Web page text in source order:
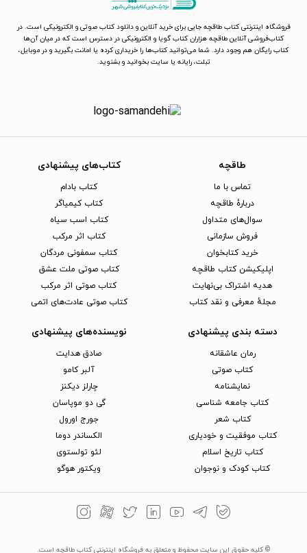
فروشگاه اینترنتی کتاب طاقچه جایی برای خرید آنلاین و دانلود کتاب صوتی و الکترونیکی است. در
کتاب‌فروشی آنلاین طاقچه هزاران کتاب گویا و الکترونیکی در دسترس است که در میان آن‌ها
کتاب رایگان هم وجود دارد. شما می‌توانید کتاب‌ها را خریداری کرده یا امانت بگیرید و در موبایل،
تبلت، رایانه یا سایت بخوانید و بشنوید.
طاقچه
تماس با ما
دربارهٔ طاقچه
سوال‌های متداول
فروش سازمانی
خرید کتابخوان
اپلیکیشن کتاب طاقچه
هدیه اشتراک بی‌نهایت
مجلهٔ معرفی و نقد کتاب
کتاب‌های پیشنهادی
کتاب بادام
کتاب کیمیاگر
کتاب اسب سیاه
کتاب اثر مرکب
کتاب سمفونی مردگان
کتاب صوتی ملت عشق
کتاب صوتی اثر مرکب
کتاب صوتی عادت‌های اتمی
دسته بندی پیشنهادی
رمان عاشقانه
کتاب‌ صوتی
نمایشنامه
کتاب جامعه شناسی
کتاب شعر
کتاب موفقیت و خودیاری
کتاب تاریخ اسلام
کتاب کودک و نوجوان
نویسنده‌های پیشنهادی
صادق هدایت
آلبر کامو
چارلز دیکنز
گی دو موپاسان
جورج اورول
الکساندر دوما
لئو تولستوی
ویکتور هوگو
© کلیه حقوق این سایت محفوظ و متعلق به فروشگاه اینترنتی کتاب طاقچه است.